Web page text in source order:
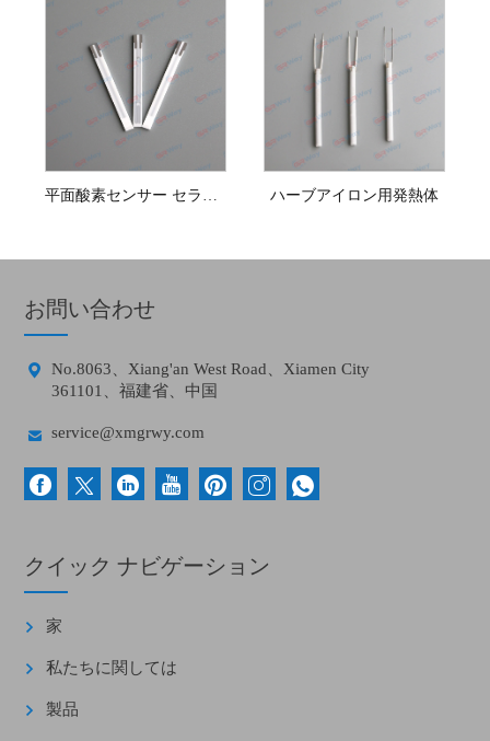
平面酸素センサー セラミック発熱体 ハーブアイロン用発熱体
お問い合わせ

No.8063、Xiang'an West Road、Xiamen City
361101、福建省、中国
 service@xmgrwy.com
クイック ナビゲーション
家
私たちに関しては
製品